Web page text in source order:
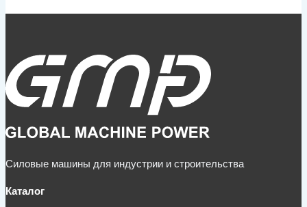
Силовые машины для индустрии и строительства
Каталог